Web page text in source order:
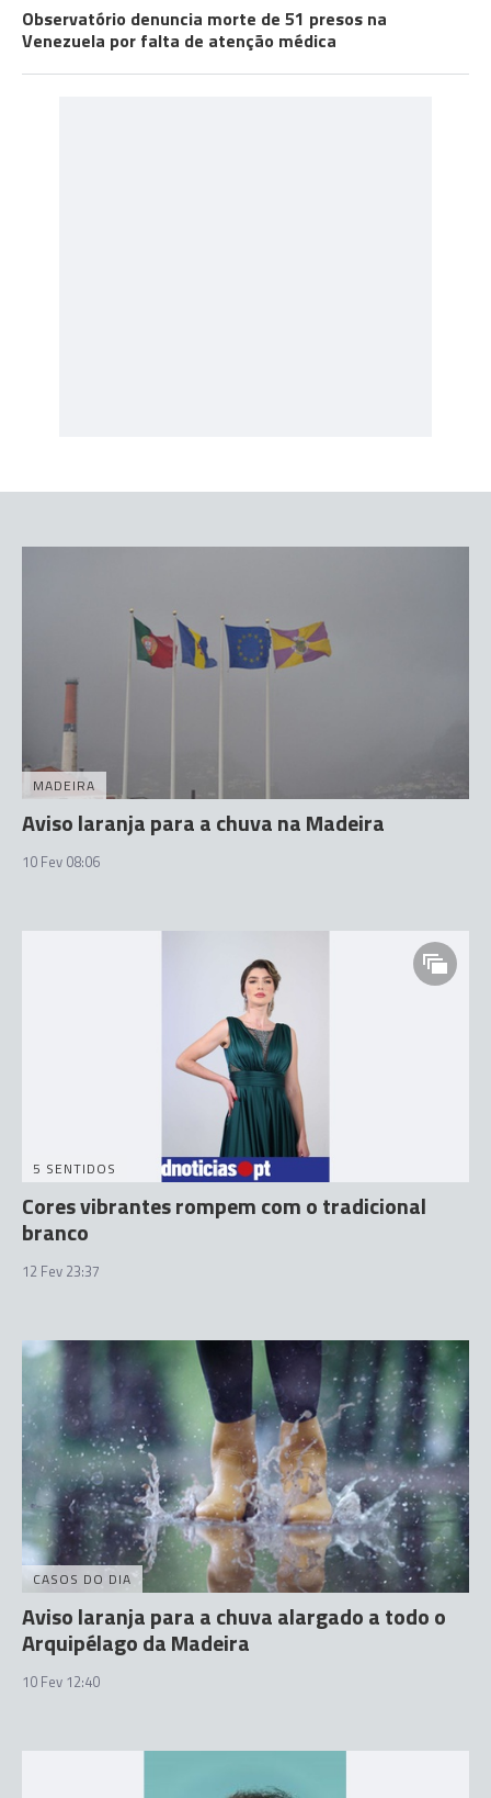
Observatório denuncia morte de 51 presos na
Venezuela por falta de atenção médica
MADEIRA
Aviso laranja para a chuva na Madeira
10 Fev 08:06
5 SENTIDOS
Cores vibrantes rompem com o tradicional
branco
12 Fev 23:37
CASOS DO DIA
Aviso laranja para a chuva alargado a todo o
Arquipélago da Madeira
10 Fev 12:40